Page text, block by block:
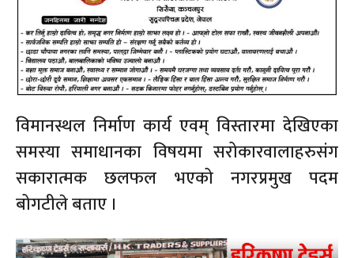
विमानस्थल निर्माण कार्य एवम् विस्तारमा देखिएका
समस्या समाधानका विषयमा सरोकारवालाहरुसंग
सकारात्मक छलफल भएको नगरप्रमुख पदम
बोगटीले बताए ।